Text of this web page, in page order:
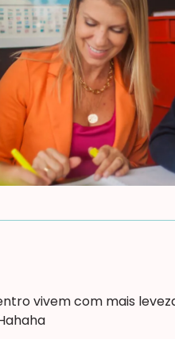
vivem com mais